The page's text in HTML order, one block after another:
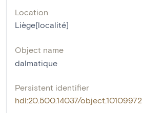
Location
Liège[localité]
Object name
dalmatique
Persistent identifier
hdl:20.500.14037/object.10109972